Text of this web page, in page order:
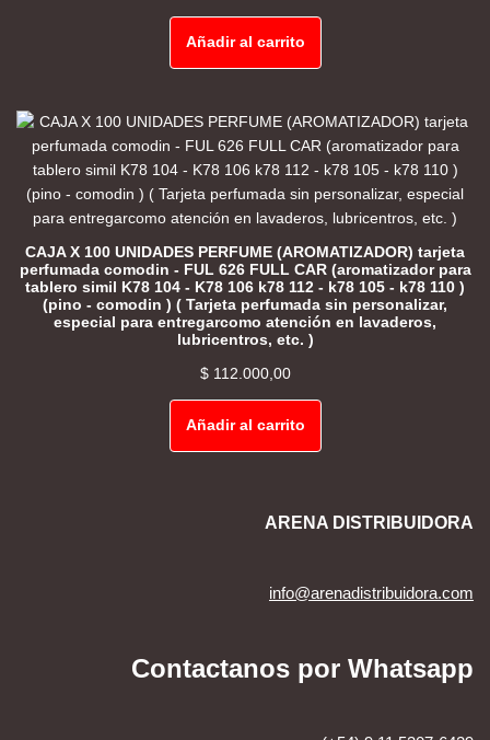
Añadir al carrito
CAJA X 100 UNIDADES PERFUME (AROMATIZADOR) tarjeta
perfumada comodin - FUL 626 FULL CAR (aromatizador para
tablero simil K78 104 - K78 106 k78 112 - k78 105 - k78 110 )
(pino - comodin ) ( Tarjeta perfumada sin personalizar,
especial para entregarcomo atención en lavaderos,
lubricentros, etc. )
$112.000,00
Añadir al carrito
ARENA DISTRIBUIDORA
info@arenadistribuidora.com
Contactanos por Whatsapp